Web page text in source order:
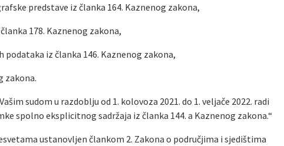
predstave iz članka 164. Kaznenog zakona,
178. Kaznenog zakona,
iz članka 146. Kaznenog zakona,
zakona.
sudom u razdoblju od 1. kolovoza 2021. do 1. veljače 2022. radi
spolno eksplicitnog sadržaja iz članka 144. a Kaznenog zakona.“
ustanovljen člankom 2. Zakona o područjima i sjedištima